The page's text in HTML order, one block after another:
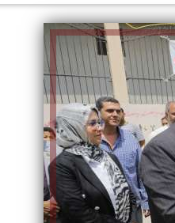
إلهام شرشر تكتب: دي مبقتش كورة..
دي سياسة